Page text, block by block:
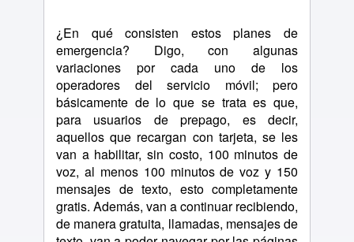
¿En qué consisten estos planes de
emergencia? Digo, con algunas
variaciones por cada uno de los
operadores del servicio móvil; pero
básicamente de lo que se trata es que,
para usuarios de prepago, es decir,
aquellos que recargan con tarjeta, se les
van a habilitar, sin costo, 100 minutos de
voz, al menos 100 minutos de voz y 150
mensajes de texto, esto completamente
gratis. Además, van a continuar recibiendo,
de manera gratuita, llamadas, mensajes de